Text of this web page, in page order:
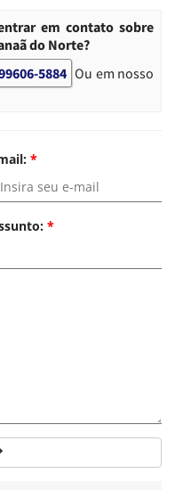
em contato sobre
do Norte?
5884 Ou em nosso
*
*